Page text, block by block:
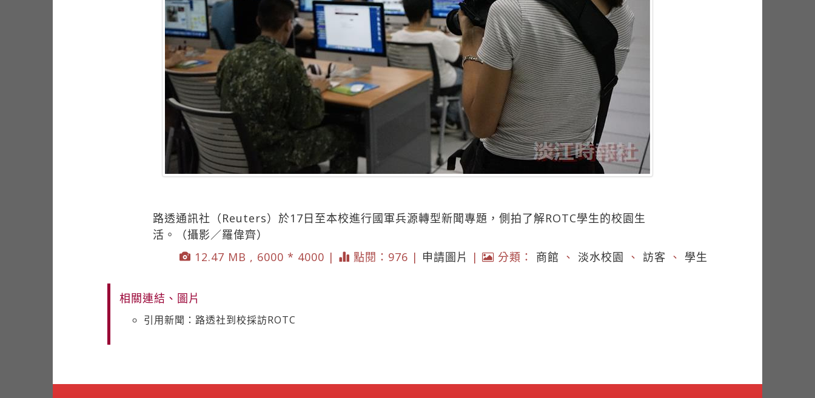
路透通訊社（Reuters）於17日至本校進行國軍兵源轉型新聞專題，側拍了解ROTC學生的校園生
活。（攝影／羅偉齊）
12.47 MB , 6000 * 4000 |
點閱：976 | 申請圖片 | 分類： 商館 、 淡水校園 、 訪客 、 學生
相關連結、圖片
引用新聞：路透社到校採訪ROTC